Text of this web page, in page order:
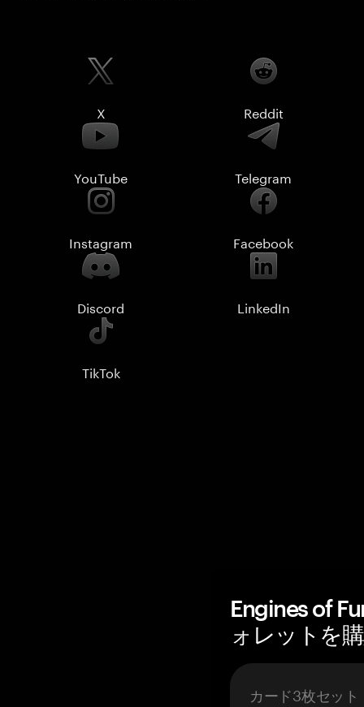
X Reddit
YouTube Telegram
Instagram Facebook
Discord LinkedIn
TikTok
Engines of
ォレットを
カード3枚セット